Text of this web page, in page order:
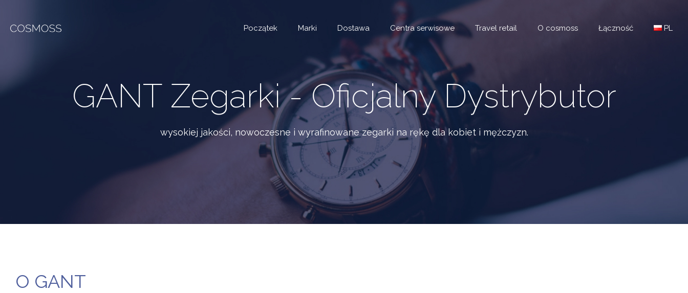
Początek Marki Dostawa Centra serwisowe Travel retail O cosmoss Łączność PL
GANT Zegarki - Oficjalny Dystrybutor
wysokiej jakości, nowoczesne i wyrafinowane zegarki na rękę dla kobiet i mężczyzn.
О GANT